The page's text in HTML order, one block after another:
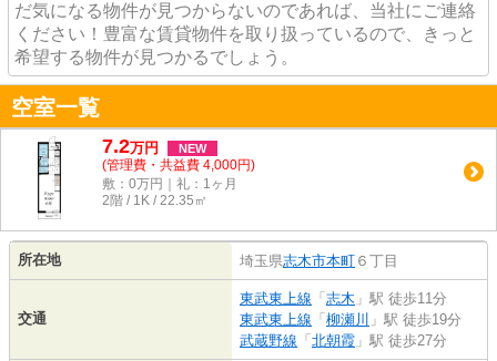
だ気になる物件が見つからないのであれば、当社にご連絡
ください！豊富な賃貸物件を取り扱っているので、きっと
希望する物件が見つかるでしょう。
空室一覧
7.2万円 NEW
(管理費・共益費 4,000円)
敷：0万円｜礼：1ヶ月
2階 / 1K / 22.35㎡
所在地 埼玉県志木市本町 ６丁目
交通
東武東上線 「 志木 」駅 徒歩11分
東武東上線 「 柳瀬川 」駅 徒歩19分
武蔵野線 「 北朝霞 」駅 徒歩27分